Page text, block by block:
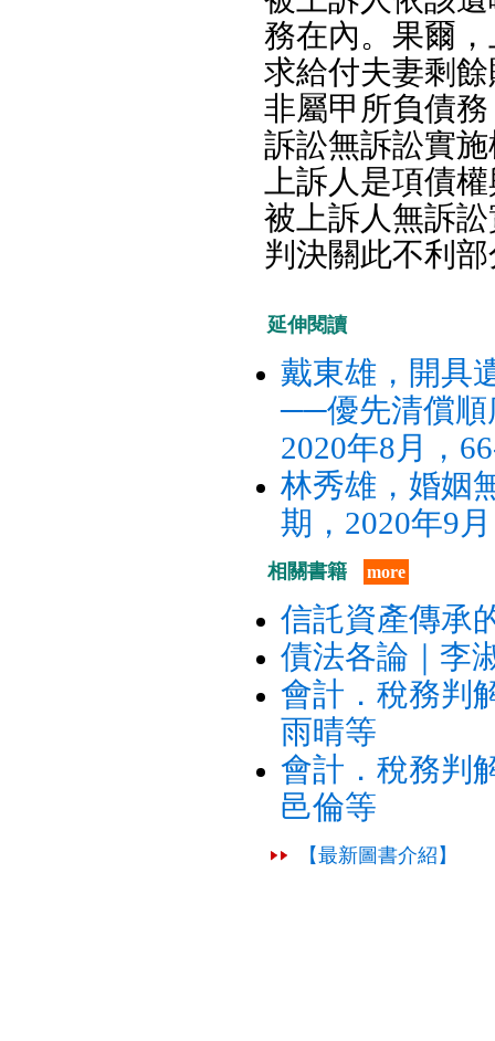
務在內。果爾
求給付夫妻剩
非屬甲所負債
訴訟無訴訟實
上訴人是項債
被上訴人無訴
判決關此不利
延伸閱讀
戴東雄，開具
──優先清償順
2020年8月，
林秀雄，婚姻
期，2020年9
相關書籍 more
信託資產傳承
債法各論｜李
會計．稅務判
雨晴等
會計．稅務判
邑倫等
【最新圖書介紹】